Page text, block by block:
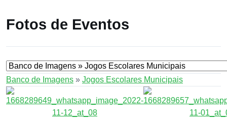
Fotos de Eventos
Banco de Imagens » Jogos Escolares Municipais